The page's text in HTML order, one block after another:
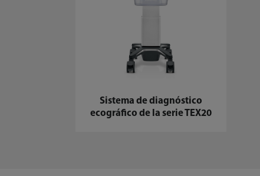
Sistema de diagnóstico
ecográfico de la serie TEX20